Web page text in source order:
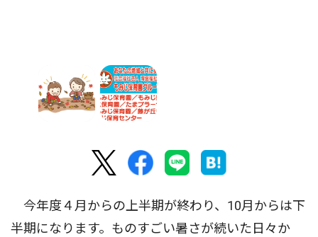
今年度４月からの上半期が終わり、10月からは下
半期になります。ものすごい暑さが続いた日々か